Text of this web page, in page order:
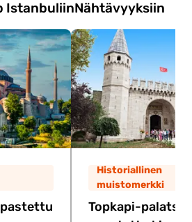
Jos olet hyvässä
painoalueella,
nauttia Segway-
ongelmia.
IstanbuliinNähtävyyksiin
Historiallinen
muistomerkki
Topkapi-palatsin